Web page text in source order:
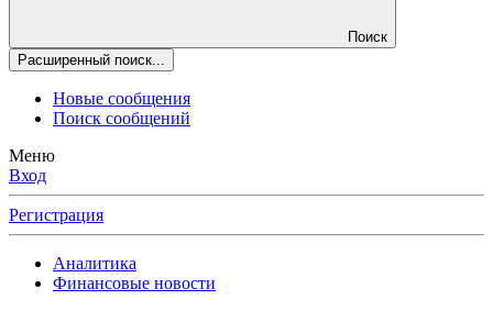
Поиск
Расширенный поиск...
Новые сообщения
Поиск сообщений
Меню
Вход
Регистрация
Аналитика
Финансовые новости